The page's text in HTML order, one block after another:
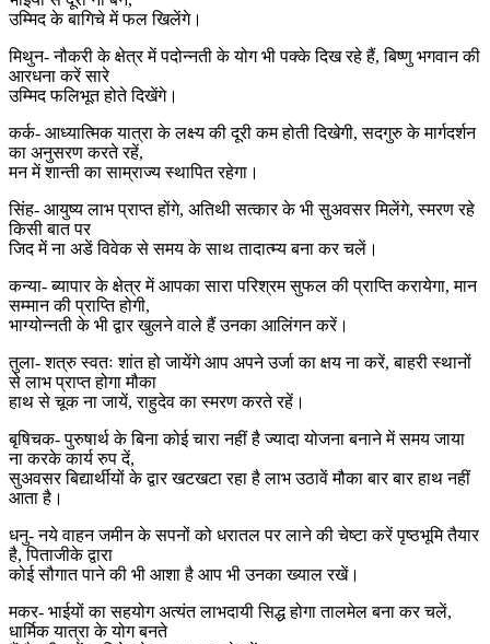
उम्मिद के बागिचे में फल खिलेंगे।
मिथुन- नौकरी के क्षेत्र में पदोन्नती के योग भी पक्के दिख रहे हैं, बिष्णु भगवान की
आरधना करें सारे
उम्मिद फलिभूत होते दिखेंगे।
कर्क- आध्यात्मिक यात्रा के लक्ष्य की दूरी कम होती दिखेगी, सदगुरु के मार्गदर्शन
का अनुसरण करते रहें,
मन में शान्ती का साम्राज्य स्थापित रहेगा।
सिंह- आयुष्य लाभ प्राप्त होंगे, अतिथी सत्कार के भी सुअवसर मिलेंगे, स्मरण रहे
किसी बात पर
जिद में ना अडें विवेक से समय के साथ तादात्म्य बना कर चलें।
कन्या- ब्यापार के क्षेत्र में आपका सारा परिश्रम सुफल की प्राप्ति करायेगा, मान
सम्मान की प्राप्ति होगी,
भाग्योन्नती के भी द्वार खुलने वाले हैं उनका आलिंगन करें।
तुला- शत्रु स्वतः शांत हो जायेंगे आप अपने उर्जा का क्षय ना करें, बाहरी स्थानों
से लाभ प्राप्त होगा मौका
हाथ से चूक ना जायें, राहुदेव का स्मरण करते रहें।
बृषिचक- पुरुषार्थ के बिना कोई चारा नहीं है ज्यादा योजना बनाने में समय जाया
ना करके कार्य रुप दें,
सुअवसर बिद्यार्थीयों के द्वार खटखटा रहा है लाभ उठावें मौका बार बार हाथ नहीं
आता है।
धनु- नये वाहन जमीन के सपनों को धरातल पर लाने की चेष्टा करें पृष्ठभूमि तैयार
है, पिताजीके द्वारा
कोई सौगात पाने की भी आशा है आप भी उनका ख्याल रखें।
मकर- भाईयों का सहयोग अत्यंत लाभदायी सिद्ध होगा तालमेल बना कर चलें,
धार्मिक यात्रा के योग बनते